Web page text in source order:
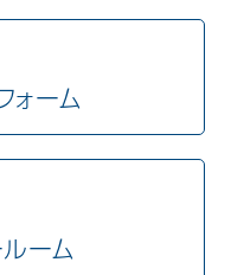
ォーム
ルーム